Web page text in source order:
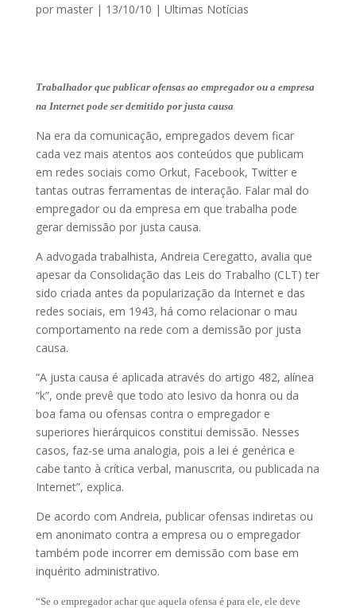
por master| 13/10/10 | Ultimas Notícias
Trabalhador que publicar ofensas ao empregador ou a empresa
na Internet pode ser demitido por justa causa
Na era da comunicação, empregados devem ficar
cada vez mais atentos aos conteúdos que publicam
em redes sociais como Orkut, Facebook, Twitter e
tantas outras ferramentas de interação. Falar mal do
empregador ou da empresa em que trabalha pode
gerar demissão por justa causa.
A advogada trabalhista, Andreia Ceregatto, avalia que
apesar da Consolidação das Leis do Trabalho (CLT) ter
sido criada antes da popularização da Internet e das
redes sociais, em 1943, há como relacionar o mau
comportamento na rede com a demissão por justa
causa.
“A justa causa é aplicada através do artigo 482, alínea
“k”, onde prevê que todo ato lesivo da honra ou da
boa fama ou ofensas contra o empregador e
superiores hierárquicos constitui demissão. Nesses
casos, faz-se uma analogia, pois a lei é genérica e
cabe tanto à crítica verbal, manuscrita, ou publicada na
Internet”, explica.
De acordo com Andreia, publicar ofensas indiretas ou
em anonimato contra a empresa ou o empregador
também pode incorrer em demissão com base em
inquérito administrativo.
“Se o empregador achar que aquela ofensa é para ele, ele deve